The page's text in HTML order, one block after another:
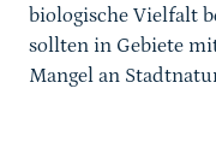
biologische Vielfalt
sollten in Gebiete
Mangel an